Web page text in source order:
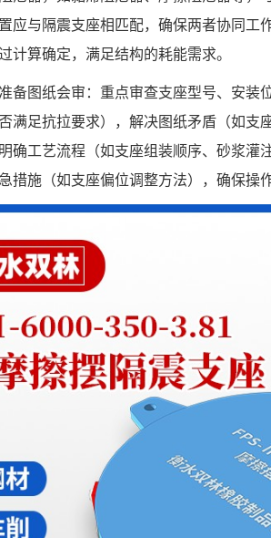
应与隔震支座相匹配，确保两者协同工
计算确定，满足结构的耗能需求。
备图纸会审：重点审查支座型号、安装
满足抗拉要求），解决图纸矛盾（如支
确工艺流程（如支座组装顺序、砂浆灌
措施（如支座偏位调整方法），确保操